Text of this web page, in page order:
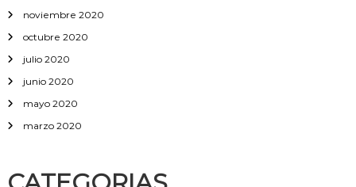
noviembre 2020
octubre 2020
julio 2020
junio 2020
mayo 2020
marzo 2020